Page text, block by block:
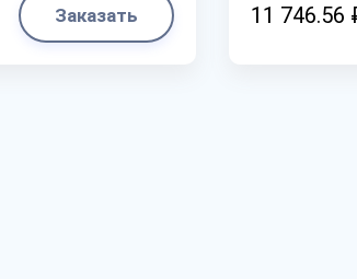
Заказать 11 746.56